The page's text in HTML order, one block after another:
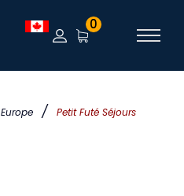
Europe /
Petit Futé Séjours
0